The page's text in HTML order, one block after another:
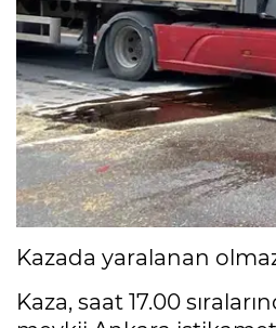
Kazada yaralanan
Kaza, saat 17.00